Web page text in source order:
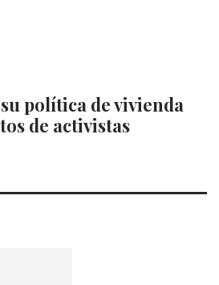
política de vivienda
de activistas